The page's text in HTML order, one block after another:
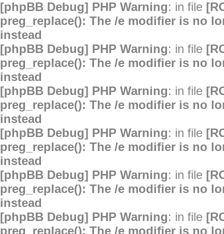
[phpBB Debug] PHP Warning: in file
preg_replace(): The /e modifier is no
instead
[phpBB Debug] PHP Warning: in file
preg_replace(): The /e modifier is no
instead
[phpBB Debug] PHP Warning: in file
preg_replace(): The /e modifier is no
instead
[phpBB Debug] PHP Warning: in file
preg_replace(): The /e modifier is no
instead
[phpBB Debug] PHP Warning: in file
preg_replace(): The /e modifier is no
instead
[phpBB Debug] PHP Warning: in file
preg_replace(): The /e modifier is no